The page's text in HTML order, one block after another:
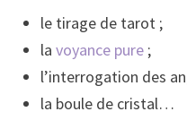
le tirage de tarot ;
la voyance pure;
l’interrogation des
la boule de cristal…